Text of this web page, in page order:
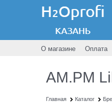
О магазине Оплата
AM.PM
Главная Каталог